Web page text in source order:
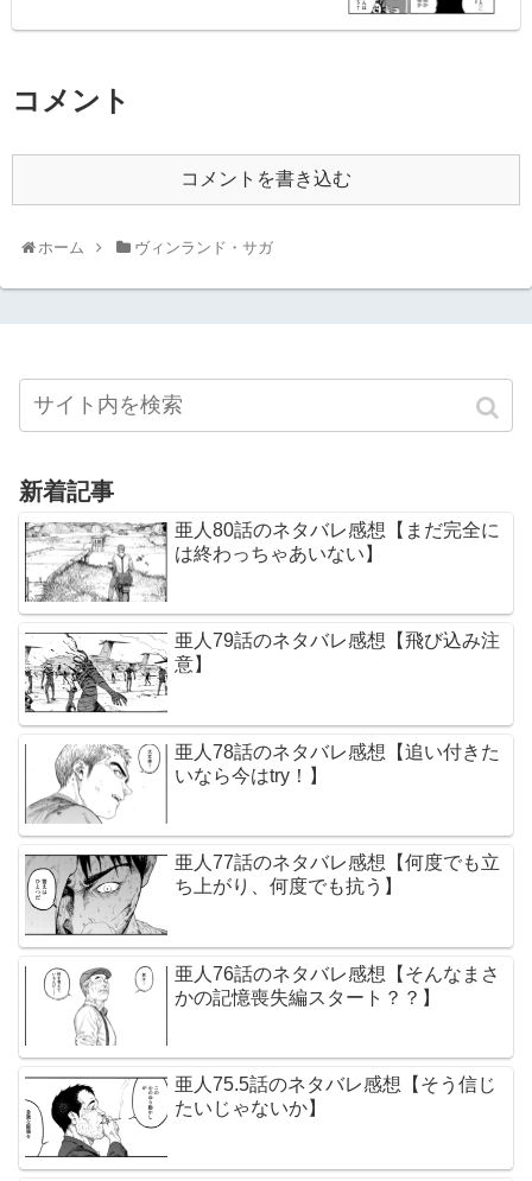
コメント
コメントを書き込む
ホーム ヴィンランド・サガ
新着記事
亜人80話のネタバレ感想【まだ完全に
は終わっちゃあいない】
亜人79話のネタバレ感想【飛び込み注
意】
亜人78話のネタバレ感想【追い付きた
いなら今はtry！】
亜人77話のネタバレ感想【何度でも立
ち上がり、何度でも抗う】
亜人76話のネタバレ感想【そんなまさ
かの記憶喪失編スタート？？】
亜人75.5話のネタバレ感想【そう信じ
たいじゃないか】